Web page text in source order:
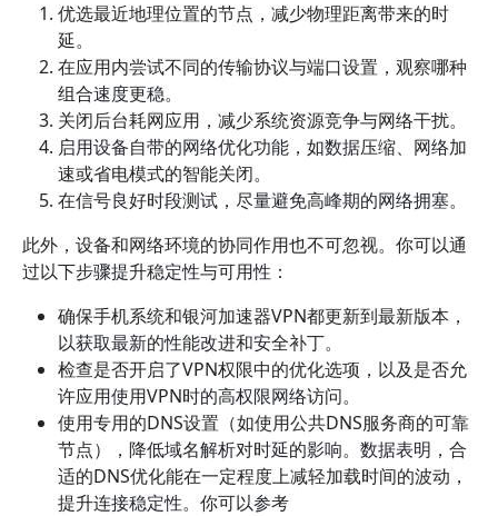
优选最近地理位置的节点，减少物理距离带来的时
延。
在应用内尝试不同的传输协议与端口设置，观察哪种
组合速度更稳。
关闭后台耗网应用，减少系统资源竞争与网络干扰。
启用设备自带的网络优化功能，如数据压缩、网络加
速或省电模式的智能关闭。
在信号良好时段测试，尽量避免高峰期的网络拥塞。
此外，设备和网络环境的协同作用也不可忽视。你可以通
过以下步骤提升稳定性与可用性：
确保手机系统和银河加速器VPN都更新到最新版本，
以获取最新的性能改进和安全补丁。
检查是否开启了VPN权限中的优化选项，以及是否允
许应用使用VPN时的高权限网络访问。
使用专用的DNS设置（如使用公共DNS服务商的可靠
节点），降低域名解析对时延的影响。数据表明，合
适的DNS优化能在一定程度上减轻加载时间的波动，
提升连接稳定性。你可以参考